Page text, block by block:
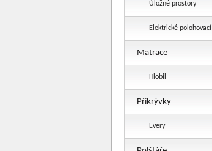
Úložné prostory
Elektrické polohovací
Matrace
Hlobil
Přikrývky
Every